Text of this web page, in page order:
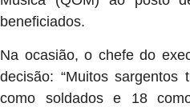
beneficiados.
Na ocasião, o chefe do
decisão: “Muitos
como soldados e 18